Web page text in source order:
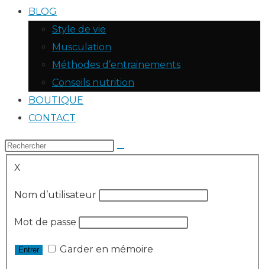
BLOG
Style de vie
Musculation
Méthodes d’entrainements
Conseils nutrition
BOUTIQUE
CONTACT
X
Nom d’utilisateur
Mot de passe
Garder en mémoire